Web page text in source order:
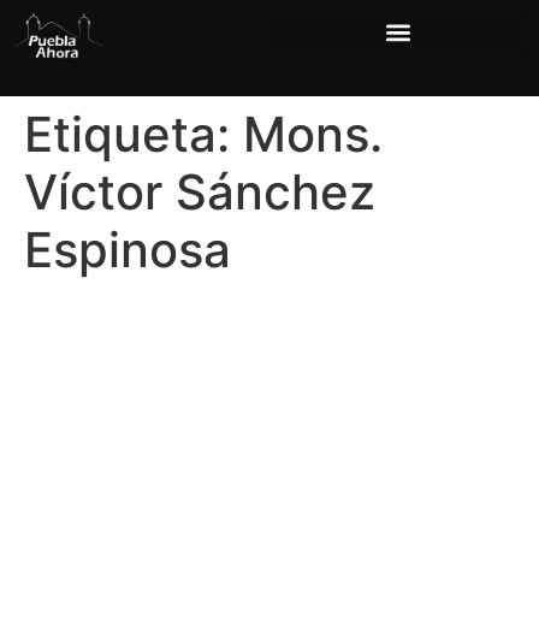
Etiqueta: Mons.
Víctor Sánchez
Espinosa